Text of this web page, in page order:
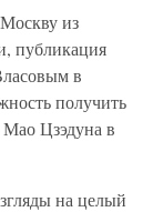
из
публикация
в
получить
Цзэдуна в
на целый